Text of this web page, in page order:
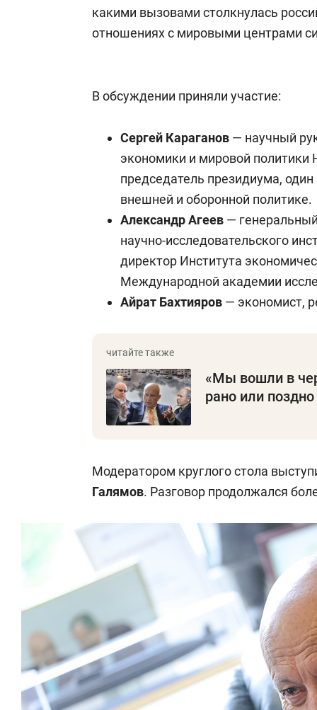
какими вызовами столкнулась
отношениях с мировыми центрами
В обсуждении приняли участие:
Сергей Караганов — научный
экономики и мировой
председатель президиума, один
внешней и оборонной политике.
Александр Агеев —
научно-исследовательского
директор Института
Международной академии
Айрат Бахтияров — экономист,
«Мы вошли в
рано или
Модератором круглого стола
Галямов. Разговор продолжался